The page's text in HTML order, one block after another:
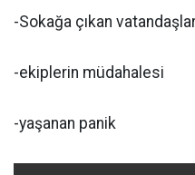
-Sokağa çıkan
-ekiplerin müdahalesi
-yaşanan panik